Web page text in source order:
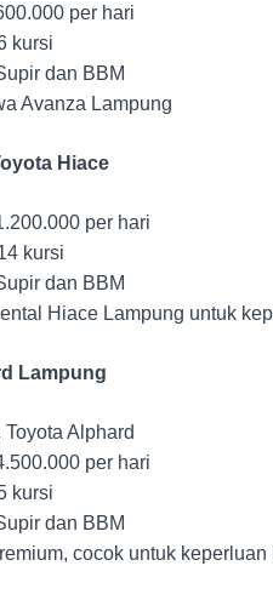
per hari
kursi
dan BBM
Avanza Lampung
Hiace
per hari
kursi
dan BBM
Hiace Lampung untuk
Lampung
Alphard
per hari
kursi
dan BBM
cocok untuk keperluan